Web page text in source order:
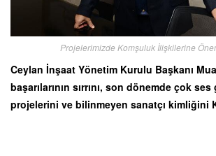
Projelerimizde Komşuluk İlişkilerine
Ceylan İnşaat Yönetim Kurulu Başkanı
başarılarının sırrını, son dönemde çok
projelerini ve bilinmeyen sanatçı kimliğini